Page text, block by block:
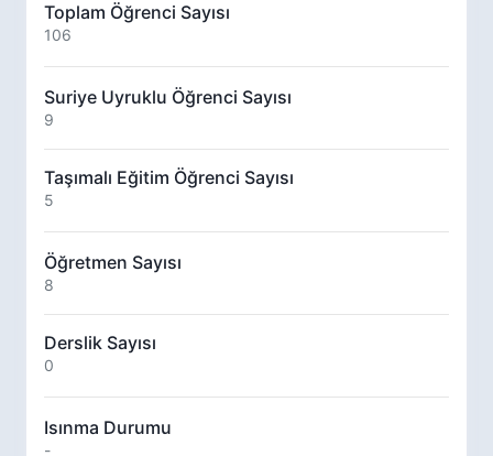
Toplam Öğrenci Sayısı
106
Suriye Uyruklu Öğrenci Sayısı
9
Taşımalı Eğitim Öğrenci Sayısı
5
Öğretmen Sayısı
8
Derslik Sayısı
0
Isınma Durumu
-